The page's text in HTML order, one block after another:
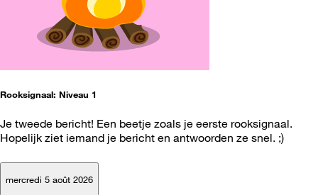
Rooksignaal: Niveau 1
Je tweede bericht! Een beetje zoals je eerste rooksignaal.
Hopelijk ziet iemand je bericht en antwoorden ze snel. ;)
mercredi 5 août 2026